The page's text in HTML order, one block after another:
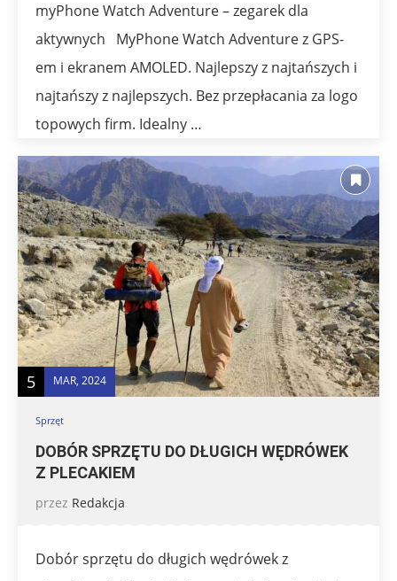
myPhone Watch Adventure – zegarek dla
aktywnych MyPhone Watch Adventure z GPS-
em i ekranem AMOLED. Najlepszy z najtańszych i
najtańszy z najlepszych. Bez przepłacania za logo
topowych firm. Idealny …
5 MAR, 2024
Sprzęt
DOBÓR SPRZĘTU DO DŁUGICH WĘDRÓWEK
Z PLECAKIEM
przez Redakcja
Dobór sprzętu do długich wędrówek z